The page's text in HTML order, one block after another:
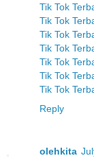
Tik Tok
Tik Tok
Tik Tok
Tik Tok
Tik Tok
Tik Tok
Tik Tok
Reply
olehkita